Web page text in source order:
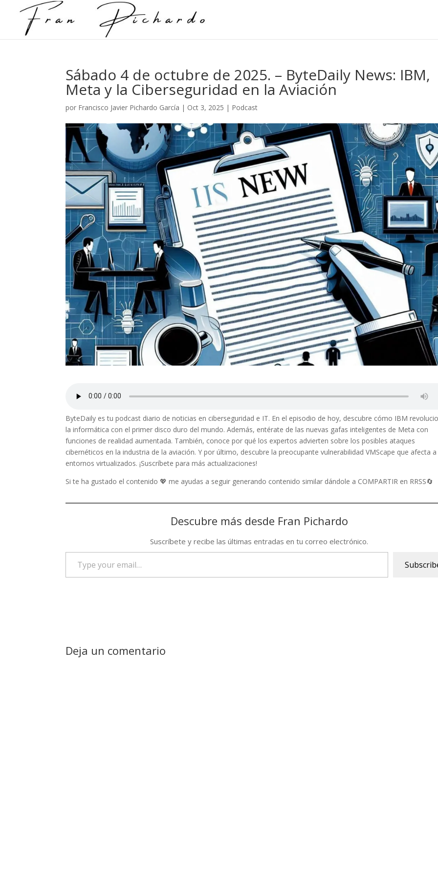
Sábado 4 de octubre de 2025. – ByteDaily News: IBM,
Meta y la Ciberseguridad en la Aviación
por Francisco Javier Pichardo García | Oct 3, 2025 | Podcast
ByteDaily es tu podcast diario de noticias en ciberseguridad e IT. En el episodio de hoy, descubre cómo IBM
la informática con el primer disco duro del mundo. Además, entérate de las nuevas gafas inteligentes de Meta con
funciones de realidad aumentada. También, conoce por qué los expertos advierten sobre los posibles ataques
cibernéticos en la industria de la aviación. Y por último, descubre la preocupante vulnerabilidad VMScape que afecta a
entornos virtualizados. ¡Suscríbete para más actualizaciones!
Si te ha gustado el contenido 💖 me ayudas a seguir generando contenido similar dándole a COMPARTIR en RRSS🔄
Descubre más desde Fran Pichardo
Suscríbete y recibe las últimas entradas en tu correo electrónico.
your
email…
Deja un comentario